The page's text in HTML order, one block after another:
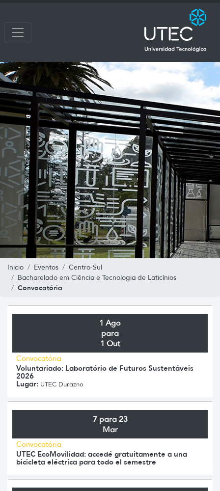
Inicio Eventos
Centro-Sul
Bacharelado em Ciência e Tecnologia de Laticínios
Convocatória
1 Ago
para
1 Out
Convocatória
Voluntariado: Laboratório de Futuros Sustentáveis
2026
Lugar: UTEC Durazno
7 para 23
Mar
Convocatória
UTEC EcoMovilidad: accedé gratuitamente a una
bicicleta eléctrica para todo el semestre